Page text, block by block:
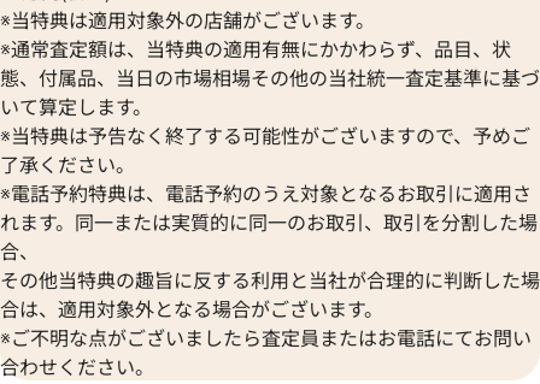
※当特典は適用対象外の店舗がございます。
※通常査定額は、当特典の適用有無にかかわらず、品目、状
態、付属品、当日の市場相場その他の当社統一査定基準に基づ
いて算定します。
※当特典は予告なく終了する可能性がございますので、予めご
了承ください。
※電話予約特典は、電話予約のうえ対象となるお取引に適用さ
れます。同一または実質的に同一のお取引、取引を分割した場
合、
その他当特典の趣旨に反する利用と当社が合理的に判断した場
合は、適用対象外となる場合がございます。
※ご不明な点がございましたら査定員またはお電話にてお問い
合わせください。